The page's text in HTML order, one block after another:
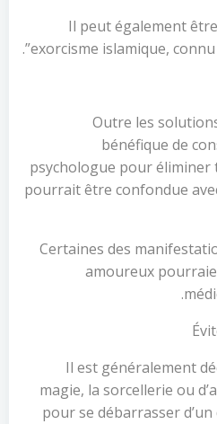
Il peut également
exorcisme islamique, connu
Outre les
bénéfique de
psychologue pour éliminer
pourrait être confondue
Certaines des
amoureux
Il est généralement
magie, la sorcellerie ou
pour se débarrasser